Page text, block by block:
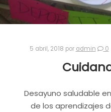
5 abril, 2018 por admin 0
Desayuno saludable
de los aprendizajes